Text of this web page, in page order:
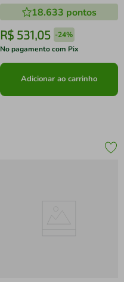
18.633 pontos
R$ 531,05 -24%
No pagamento com Pix
Adicionar ao carrinho